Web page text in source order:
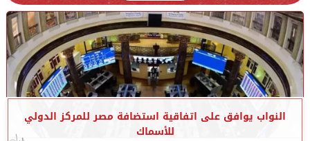
النواب يوافق على اتفاقية استضافة مصر للمركز الدولي
للأسماك